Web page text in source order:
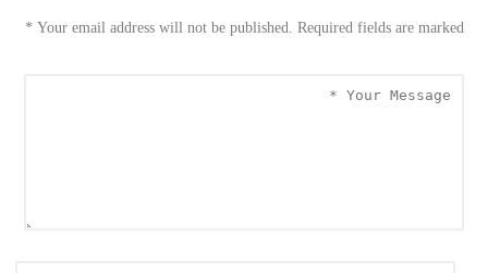
Your email address will not be published. Required fields are marked
*